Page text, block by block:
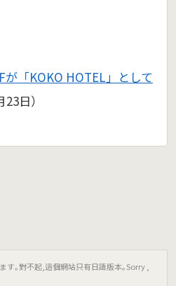
「KOKO HOTEL」として
23日）
｡對不起,這個網站只有日語版本｡Sorry ,